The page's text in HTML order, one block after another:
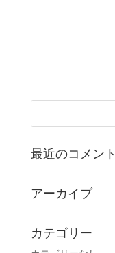
最近のコメント
アーカイブ
カテゴリー